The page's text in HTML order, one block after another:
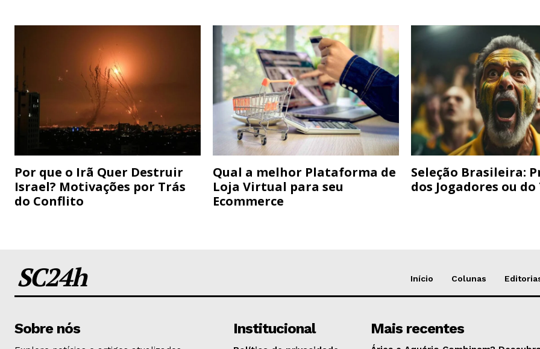
Por que o Irã Quer Destruir
Israel? Motivações por Trás
do Conflito
Qual a melhor Plataforma de
Loja Virtual para seu
Ecommerce
Seleção Brasileira:
dos Jogadores ou do
SC24h Início Colunas
Sobre nós Institucional Mais recentes